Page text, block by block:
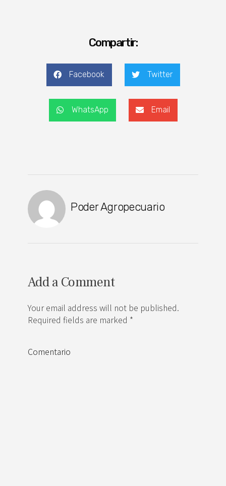
Compartir:
Facebook Twitter
WhatsApp Email
Poder Agropecuario
Add a Comment
Your email address will not be published.
Required fields are marked *
Comentario